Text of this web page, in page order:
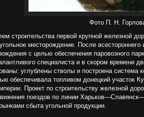
Фото П. Н.
строительства первой крупной железной
месторождение. После
с целью обеспечения паровозного
специалиста и в скором времени
углублены стволы и построена
обеспечивала топливом донецкий участок
Проект по строительству железной
поездов по линии
сбыта угольной продукции.